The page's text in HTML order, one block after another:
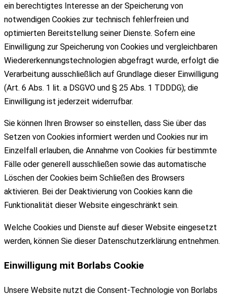
ein berechtigtes Interesse an der Speicherung von
notwendigen Cookies zur technisch fehlerfreien und
optimierten Bereitstellung seiner Dienste. Sofern eine
Einwilligung zur Speicherung von Cookies und vergleichbaren
Wiedererkennungstechnologien abgefragt wurde, erfolgt die
Verarbeitung ausschließlich auf Grundlage dieser Einwilligung
(Art. 6 Abs. 1 lit. a DSGVO und § 25 Abs. 1 TDDDG); die
Einwilligung ist jederzeit widerrufbar.
Sie können Ihren Browser so einstellen, dass Sie über das
Setzen von Cookies informiert werden und Cookies nur im
Einzelfall erlauben, die Annahme von Cookies für bestimmte
Fälle oder generell ausschließen sowie das automatische
Löschen der Cookies beim Schließen des Browsers
aktivieren. Bei der Deaktivierung von Cookies kann die
Funktionalität dieser Website eingeschränkt sein.
Welche Cookies und Dienste auf dieser Website eingesetzt
werden, können Sie dieser Datenschutzerklärung entnehmen.
Einwilligung mit Borlabs Cookie
Unsere Website nutzt die Consent-Technologie von Borlabs